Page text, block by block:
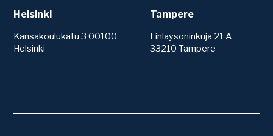
Helsinki
Kansakoulukatu 3 00100
Helsinki
Tampere
Finlaysoninkuja 21 A
33210 Tampere